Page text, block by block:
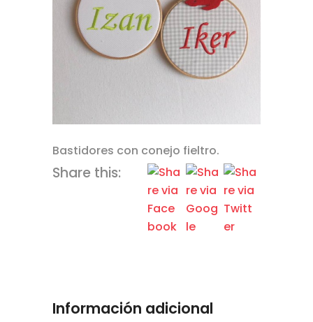
Bastidores con conejo fieltro.
Share this:
Información adicional